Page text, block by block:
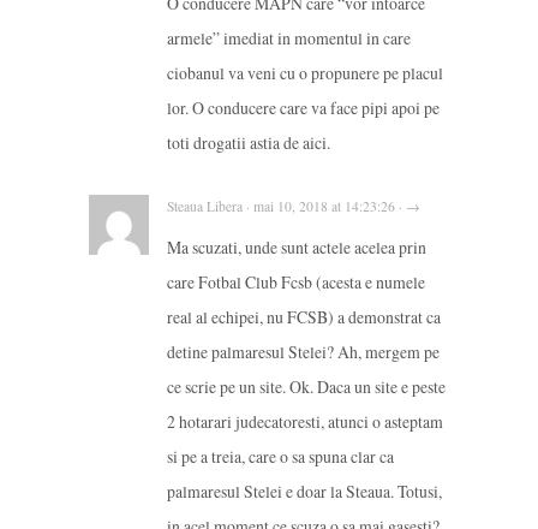
armele” imediat in momentul in care
ciobanul va veni cu o propunere pe placul
lor. O conducere care va face pipi apoi pe
toti drogatii astia de aici.
Steaua Libera · mai 10, 2018 at 14:23:26 · →
Ma scuzati, unde sunt actele acelea prin
care Fotbal Club Fcsb (acesta e numele
real al echipei, nu FCSB) a demonstrat ca
detine palmaresul Stelei? Ah, mergem pe
ce scrie pe un site. Ok. Daca un site e peste
2 hotarari judecatoresti, atunci o asteptam
si pe a treia, care o sa spuna clar ca
palmaresul Stelei e doar la Steaua. Totusi,